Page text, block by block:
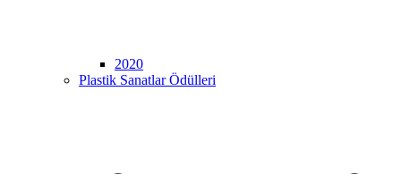
2020
Plastik Sanatlar Ödülleri